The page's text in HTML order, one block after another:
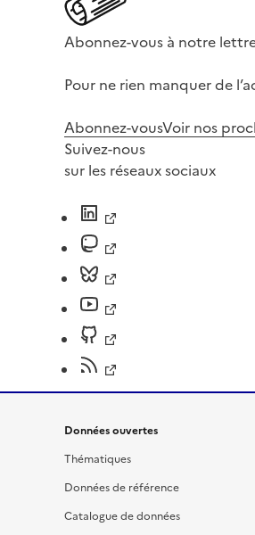
Abonnez-vous à notre
Pour ne rien manquer de
Abonnez-vousVoir nos
Suivez-nous
sur les réseaux sociaux
Données ouvertes
Thématiques
Données de référence
Catalogue de données